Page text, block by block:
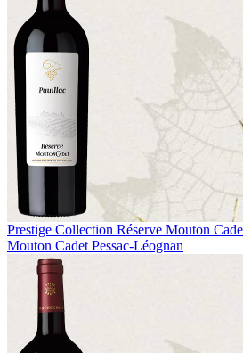
Prestige Collection Réserve Mouton
Mouton Cadet Pessac-Léognan